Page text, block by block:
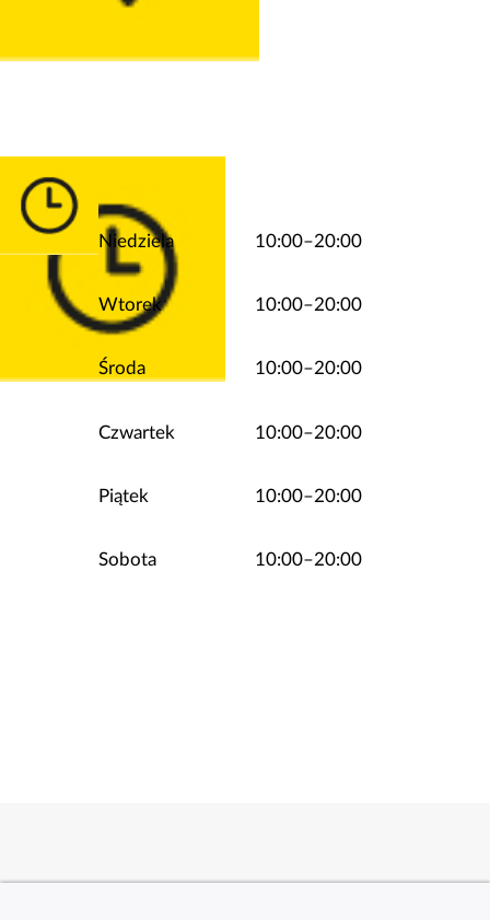
Niedziela 10:00–20:00
Wtorek 10:00–20:00
Środa 10:00–20:00
Czwartek 10:00–20:00
Piątek 10:00–20:00
Sobota 10:00–20:00